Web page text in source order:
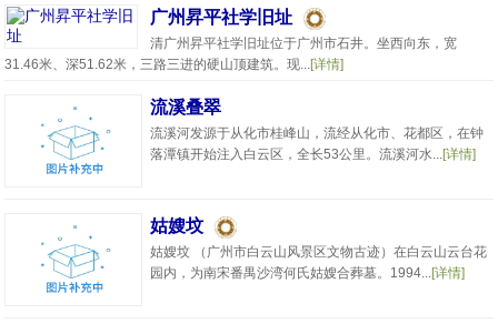
广州昇平社学旧址
清广州昇平社学旧址位于广州市石井。坐西向东，宽
31.46米、深51.62米，三路三进的硬山顶建筑。现...[详情]
流溪叠翠
流溪河发源于从化市桂峰山，流经从化市、花都区，在钟
落潭镇开始注入白云区，全长53公里。流溪河水...[详情]
姑嫂坟
姑嫂坟 （广州市白云山风景区文物古迹）在白云山云台花
园内，为南宋番禺沙湾何氏姑嫂合葬墓。1994...[详情]